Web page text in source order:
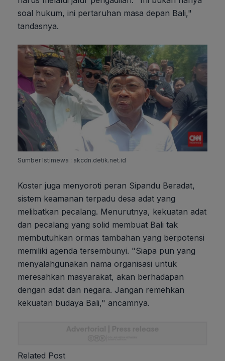
soal hukum, ini pertaruhan masa depan Bali,"
tandasnya.
Sumber Istimewa : akcdn.detik.net.id
Koster juga menyoroti peran Sipandu Beradat,
sistem keamanan terpadu desa adat yang
melibatkan pecalang. Menurutnya, kekuatan adat
dan pecalang yang solid membuat Bali tak
membutuhkan ormas tambahan yang berpotensi
memiliki agenda tersembunyi. "Siapa pun yang
menyalahgunakan nama organisasi untuk
meresahkan masyarakat, akan berhadapan
dengan adat dan negara. Jangan remehkan
kekuatan budaya Bali," ancamnya.
Related Post